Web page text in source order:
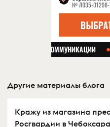
Другие материалы блога
Кражу из магазина
Росгвардии в